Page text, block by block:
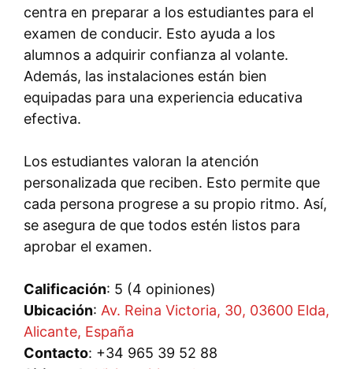
centra en preparar a los estudiantes para el
examen de conducir. Esto ayuda a los
alumnos a adquirir confianza al volante.
Además, las instalaciones están bien
equipadas para una experiencia educativa
efectiva.
Los estudiantes valoran la atención
personalizada que reciben. Esto permite que
cada persona progrese a su propio ritmo. Así,
se asegura de que todos estén listos para
aprobar el examen.
Calificación: 5 (4 opiniones)
Ubicación: Av. Reina Victoria, 30, 03600 Elda,
Alicante, España
Contacto: +34 965 39 52 88